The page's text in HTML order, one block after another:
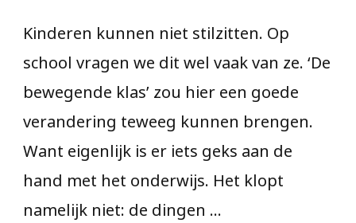
Kinderen kunnen niet stilzitten. Op
school vragen we dit wel vaak van ze. ‘De
bewegende klas’ zou hier een goede
verandering teweeg kunnen brengen.
Want eigenlijk is er iets geks aan de
hand met het onderwijs. Het klopt
namelijk niet: de dingen …